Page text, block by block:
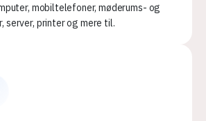
mobiltelefoner, møderums- og
server, printer og mere til.